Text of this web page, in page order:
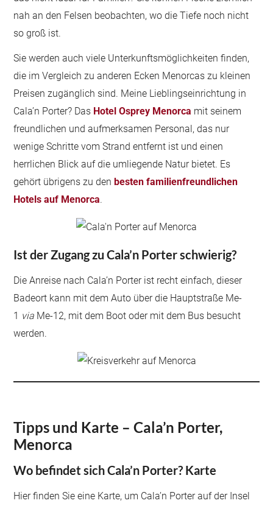
nah an den Felsen beobachten, wo die Tiefe noch nicht
so groß ist.
Sie werden auch viele Unterkunftsmöglichkeiten finden,
die im Vergleich zu anderen Ecken Menorcas zu kleinen
Preisen zugänglich sind. Meine Lieblingseinrichtung in
Cala’n Porter? Das Hotel Osprey Menorca mit seinem
freundlichen und aufmerksamen Personal, das nur
wenige Schritte vom Strand entfernt ist und einen
herrlichen Blick auf die umliegende Natur bietet. Es
gehört übrigens zu denbesten familienfreundlichen
Hotels auf Menorca.
Ist der Zugang zu Cala’n Porter schwierig?
Die Anreise nach Cala’n Porter ist recht einfach, dieser
Badeort kann mit dem Auto über die Hauptstraße Me-
1 via Me-12, mit dem Boot oder mit dem Bus besucht
werden.
Tipps und Karte – Cala’n Porter,
Menorca
Wo befindet sich Cala’n Porter? Karte
Hier finden Sie eine Karte, um Cala’n Porter auf der Insel